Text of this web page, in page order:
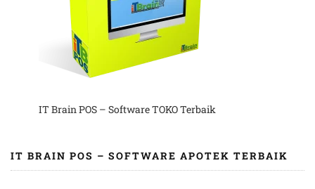
IT Brain POS – Software TOKO Terbaik
IT BRAIN POS – SOFTWARE APOTEK TERBAIK